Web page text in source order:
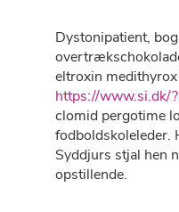
Dystonipatient,
eltroxin
https://www.si.dk/
clomid pergotime
fodboldskoleleder.
Syddjurs stjal hen
opstillende.